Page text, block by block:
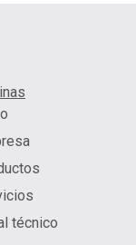
técnico